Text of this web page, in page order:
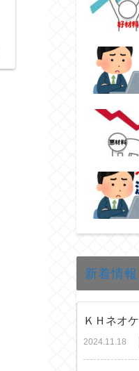
新着情報
ＫＨネオ
2024.11.18